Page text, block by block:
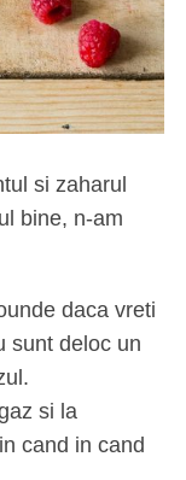
si zaharul
bine, n-am
daca vreti
sunt deloc un
si la
cand in cand